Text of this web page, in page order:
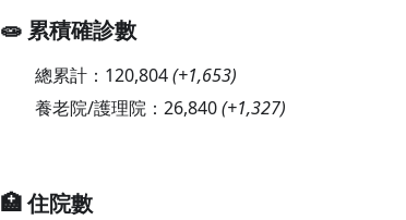
🧫 累積確診數
總累計： 120,804(+1,653)
養老院/護理院： 26,840(+1,327)
🏥 住院數